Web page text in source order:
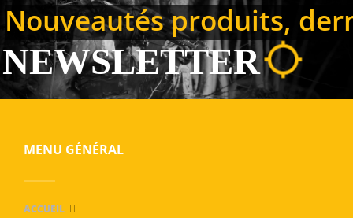
Nouveautés produits,
NEWSLETTER
MENU GÉNÉRAL
ACCUEIL